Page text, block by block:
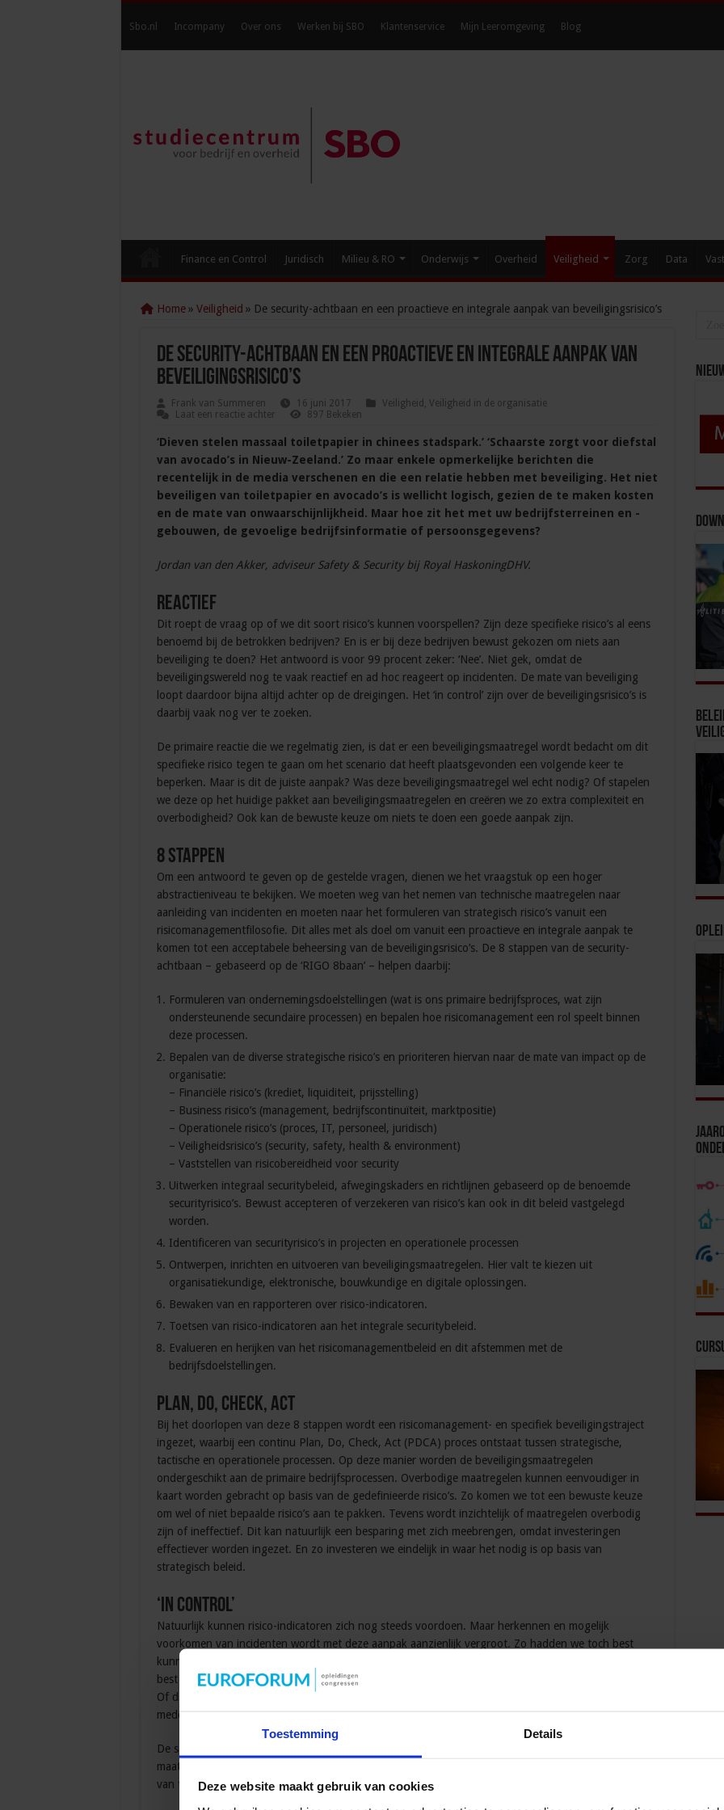
Toestemming Details
Deze website maakt gebruik van cookies
Sbo.nl Incompany Over ons Werken bij SBO Klantenservice Mijn Leeromgeving Blog
Finance en Control Juridisch Milieu & RO Onderwijs Overheid Veiligheid Zorg Data
Home » Veiligheid » De security-achtbaan en een proactieve en integrale aanpak van beveiligingsrisico’s
De security-achtbaan en een proactieve en integrale aanpak van
beveiligingsrisico’s
Frank van Summeren 16 juni 2017 Veiligheid , Veiligheid in de organisatie
Laat een reactie achter
897 Bekeken
‘Dieven stelen massaal toiletpapier in chinees stadspark.’ ‘Schaarste zorgt voor diefstal
van avocado’s in Nieuw-Zeeland.’ Zo maar enkele opmerkelijke berichten die
recentelijk in de media verschenen en die een relatie hebben met beveiliging. Het niet
beveiligen van toiletpapier en avocado’s is wellicht logisch, gezien de te maken kosten
en de mate van onwaarschijnlijkheid. Maar hoe zit het met uw bedrijfsterreinen en -
gebouwen, de gevoelige bedrijfsinformatie of persoonsgegevens?
Jordan van den Akker, adviseur Safety & Security bij Royal HaskoningDHV.
Reactief
Dit roept de vraag op of we dit soort risico’s kunnen voorspellen? Zijn deze specifieke risico’s al eens
benoemd bij de betrokken bedrijven? En is er bij deze bedrijven bewust gekozen om niets aan
beveiliging te doen? Het antwoord is voor 99 procent zeker: ‘Nee’. Niet gek, omdat de
beveiligingswereld nog te vaak reactief en ad hoc reageert op incidenten. De mate van beveiliging
loopt daardoor bijna altijd achter op de dreigingen. Het ‘in control’ zijn over de beveiligingsrisico’s is
daarbij vaak nog ver te zoeken.
De primaire reactie die we regelmatig zien, is dat er een beveiligingsmaatregel wordt bedacht om dit
specifieke risico tegen te gaan om het scenario dat heeft plaatsgevonden een volgende keer te
beperken. Maar is dit de juiste aanpak? Was deze beveiligingsmaatregel wel echt nodig? Of stapelen
we deze op het huidige pakket aan beveiligingsmaatregelen en creëren we zo extra complexiteit en
overbodigheid? Ook kan de bewuste keuze om niets te doen een goede aanpak zijn.
8 stappen
Om een antwoord te geven op de gestelde vragen, dienen we het vraagstuk op een hoger
abstractieniveau te bekijken. We moeten weg van het nemen van technische maatregelen naar
aanleiding van incidenten en moeten naar het formuleren van strategisch risico’s vanuit een
risicomanagementfilosofie. Dit alles met als doel om vanuit een proactieve en integrale aanpak te
komen tot een acceptabele beheersing van de beveiligingsrisico’s. De 8 stappen van de security-
achtbaan – gebaseerd op de ‘RIGO 8baan’ – helpen daarbij:
Formuleren van ondernemingsdoelstellingen (wat is ons primaire bedrijfsproces, wat zijn
ondersteunende secundaire processen) en bepalen hoe risicomanagement een rol speelt binnen
deze processen.
Bepalen van de diverse strategische risico’s en prioriteren hiervan naar de mate van impact op de
organisatie:
– Financiële risico’s (krediet, liquiditeit, prijsstelling)
– Business risico’s (management, bedrijfscontinuïteit, marktpositie)
– Operationele risico’s (proces, IT, personeel, juridisch)
– Veiligheidsrisico’s (security, safety, health & environment)
– Vaststellen van risicobereidheid voor security
Uitwerken integraal securitybeleid, afwegingskaders en richtlijnen gebaseerd op de benoemde
securityrisico’s. Bewust accepteren of verzekeren van risico’s kan ook in dit beleid vastgelegd
worden.
Identificeren van securityrisico’s in projecten en operationele processen
Ontwerpen, inrichten en uitvoeren van beveiligingsmaatregelen. Hier valt te kiezen uit
organisatiekundige, elektronische, bouwkundige en digitale oplossingen.
Bewaken van en rapporteren over risico-indicatoren.
Toetsen van risico-indicatoren aan het integrale securitybeleid.
Evalueren en herijken van het risicomanagementbeleid en dit afstemmen met de
bedrijfsdoelstellingen.
Plan, Do, Check, Act
Bij het doorlopen van deze 8 stappen wordt een risicomanagement- en specifiek beveiligingstraject
ingezet, waarbij een continu Plan, Do, Check, Act (PDCA) proces ontstaat tussen strategische,
tactische en operationele processen. Op deze manier worden de beveiligingsmaatregelen
ondergeschikt aan de primaire bedrijfsprocessen. Overbodige maatregelen kunnen eenvoudiger in
kaart worden gebracht op basis van de gedefinieerde risico’s. Zo komen we tot een bewuste keuze
om wel of niet bepaalde risico’s aan te pakken. Tevens wordt inzichtelijk of maatregelen overbodig
zijn of ineffectief. Dit kan natuurlijk een besparing met zich meebrengen, omdat investeringen
effectiever worden ingezet. En zo investeren we eindelijk in waar het nodig is op basis van
strategisch beleid.
‘In control’
Natuurlijk kunnen risico-indicatoren zich nog steeds voordoen. Maar herkennen en mogelijk
voorkomen van incidenten wordt met deze aanpak aanzienlijk vergroot. Zo hadden we toch best
kunnen zien dat een schaarste aan avocado’s een groeiende risico-indicator was? En hadden we toch
best kunnen opmerken dat bedrijfsinformatie waardevol is en dus goed beschermd dient te worden?
Of dat onze gebouwen en terreinen zo openbaar zijn, dat iedereen eenvoudig met onze
medewerkers mee naar binnen kan lopen, tot aan de kritische ruimtes?
De samenleving verandert continu en daarmee de beveiligingsrisico’s en -scenario’s. Helemaal nu
maatschappelijke en technologische ontwikkelingen elkaar in hoog tempo opvolgen. Het is daarom
van toenemend belang om als organisatie ‘in control’ te zijn. Eigenlijk wel logisch toch?